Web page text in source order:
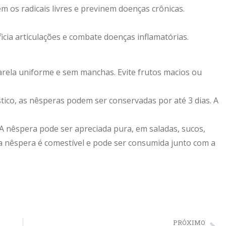
os radicais livres e previnem doenças crônicas.
articulações e combate doenças inflamatórias.
uniforme e sem manchas. Evite frutos macios ou
as nêsperas podem ser conservadas por até 3 dias. A
nêspera pode ser apreciada pura, em saladas, sucos,
nêspera é comestível e pode ser consumida junto com a
PRÓXIMO